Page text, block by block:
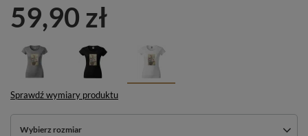
59,90 zł
Sprawdź wymiary produktu
Wybierz rozmiar